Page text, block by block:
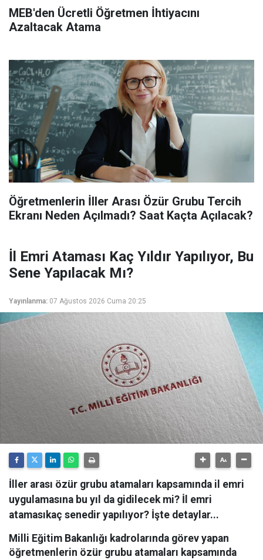
MEB'den Ücretli Öğretmen İhtiyacını
Azaltacak Atama
Öğretmenlerin İller Arası Özür Grubu Tercih
Ekranı Neden Açılmadı? Saat Kaçta Açılacak?
İl Emri Ataması Kaç Yıldır Yapılıyor, Bu
Sene Yapılacak Mı?
Yayınlanma: 07 Ağustos 2026 Cuma 20:25
İller arası özür grubu atamaları kapsamında il emri
uygulamasına bu yıl da gidilecek mi? İl emri
atamasıkaç senedir yapılıyor? İşte detaylar...
Milli Eğitim Bakanlığı kadrolarında görev yapan
öğretmenlerin özür grubu atamaları kapsamında